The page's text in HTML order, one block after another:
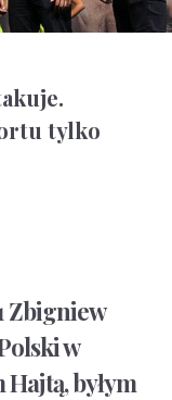
tylko
Zbigniew
w
Hajtą, byłym